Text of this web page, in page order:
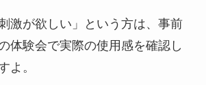
激が欲しい」という方は、事前
体験会で実際の使用感を確認し
よ。